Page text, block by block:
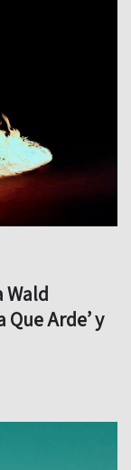
Wald
Arde’ y